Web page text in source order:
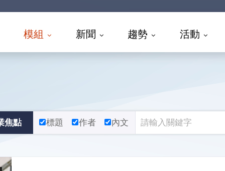
模組 新聞 趨勢 活動
焦點 標題 作者 內文